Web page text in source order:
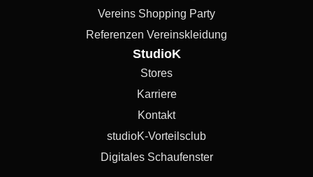
Vereins Shopping Party
Referenzen Vereinskleidung
StudioK
Stores
Karriere
Kontakt
studioK-Vorteilsclub
Digitales Schaufenster